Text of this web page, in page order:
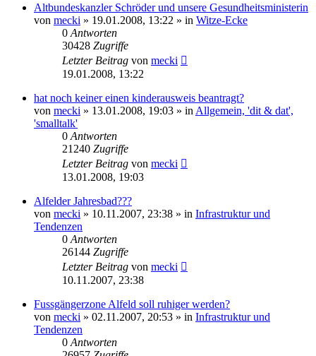
Altbundeskanzler Schröder und unsere Gesundheitsministerin
von mecki » 19.01.2008, 13:22 » in Witze-Ecke
0 Antworten
30428 Zugriffe
Letzter Beitrag von mecki
19.01.2008, 13:22
hat noch keiner einen kinderausweis beantragt?
von mecki » 13.01.2008, 19:03 » in Allgemein, 'dit & dat',
'smalltalk'
0 Antworten
21240 Zugriffe
Letzter Beitrag von mecki
13.01.2008, 19:03
Alfelder Jahresbad???
von mecki » 10.11.2007, 23:38 » in Infrastruktur und
Tendenzen
0 Antworten
26144 Zugriffe
Letzter Beitrag von mecki
10.11.2007, 23:38
Fussgängerzone Alfeld soll ruhiger werden?
von mecki » 02.11.2007, 20:53 » in Infrastruktur und
Tendenzen
0 Antworten